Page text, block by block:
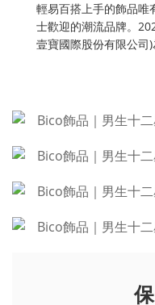
輕易百搭上手的飾品唯
士歡迎的潮流品牌。
壹寶國際股份有限公司